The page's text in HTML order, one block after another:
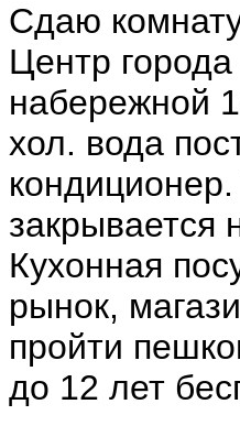
Сдаю
Центр
набережной
хол. вода
закрывается
Кухонная
рынок,
пройти
до 12 лет